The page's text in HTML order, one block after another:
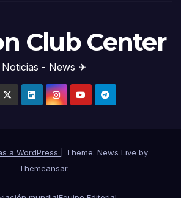
Club Center
Noticias - News ✈
a WordPress
Theme: News Live by
Themeansar.